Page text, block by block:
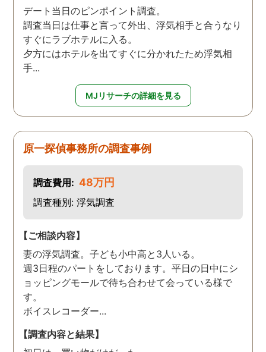
デート当日のピンポイント調査。
調査当日は仕事と言って外出、浮気相手と合うなり
すぐにラブホテルに入る。
夕方にはホテルを出てすぐに分かれたため浮気相
手...
MJリサーチの詳細を見る
原一探偵事務所の調査事例
調査費用: 48万円
調査種別: 浮気調査
【ご相談内容】
妻の浮気調査。子ども小中高と3人いる。
週3日程のパートをしております。平日の日中にシ
ョッピングモールで待ち合わせて会っている様で
す。
ボイスレコーダー...
【調査内容と結果】